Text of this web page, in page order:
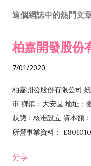
這個網誌中的熱門文
柏嘉開發股份
7/01/2020
柏嘉開發股份有限公司
市 鄉鎮：大安區 地址：
狀態：核准設立 資本額
所營事業資料：
發業 H703090 不動產
分享